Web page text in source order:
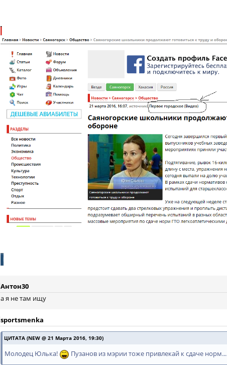
Антон30
а я не там ищу
sportsmenka
ЦИТАТА (NEW @ 21 Марта 2016, 19:30)
Молодец Юлька! Пузанов из мэрии тоже привлекай к сдаче норм...